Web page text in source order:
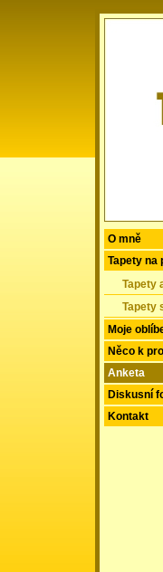
O mně
Tapety na
Tapety
Tapety
Moje
Něco k
Anketa
Diskusní
Kontakt